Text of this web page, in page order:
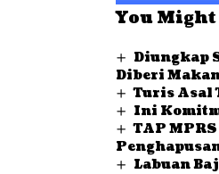
You
Diungkap
Diberi
Turis Asal
Ini
TAP
Labuan